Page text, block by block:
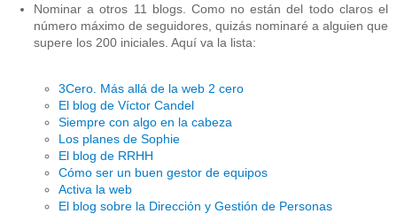
Nominar a otros 11 blogs. Como no están del todo claros el
número máximo de seguidores, quizás nominaré a alguien que
supere los 200 iniciales. Aquí va la lista:
3Cero. Más allá de la web 2 cero
El blog de Víctor Candel
Siempre con algo en la cabeza
Los planes de Sophie
El blog de RRHH
Cómo ser un buen gestor de equipos
Activa la web
El blog sobre la Dirección y Gestión de Personas